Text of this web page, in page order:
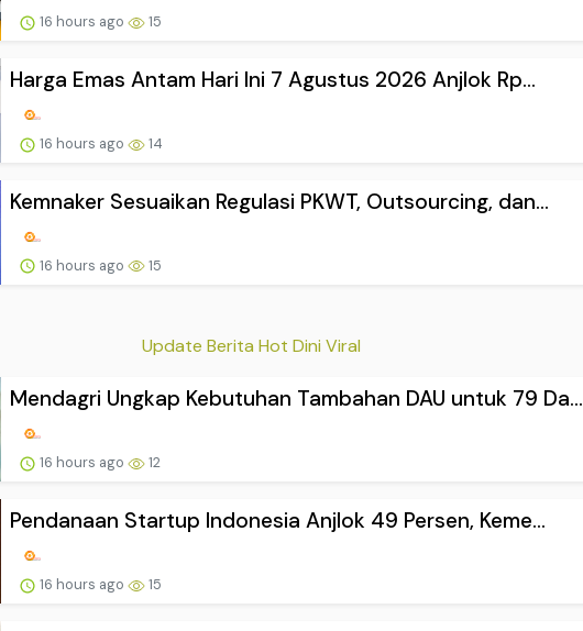
16 hours ago 15
Harga Emas Antam Hari Ini 7 Agustus 2026 Anjlok Rp...
16 hours ago 14
Kemnaker Sesuaikan Regulasi PKWT, Outsourcing, dan...
16 hours ago 15
Update Berita Hot Dini Viral
Mendagri Ungkap Kebutuhan Tambahan DAU untuk 79 Da...
16 hours ago 12
Pendanaan Startup Indonesia Anjlok 49 Persen, Keme...
16 hours ago 15